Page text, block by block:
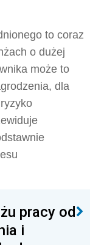
to coraz
o dużej
może to
dla
pracy od
i